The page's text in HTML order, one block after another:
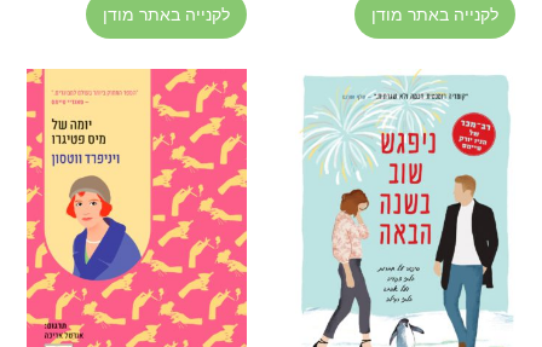
לקנייה באתר מודן לקנייה באתר מודן